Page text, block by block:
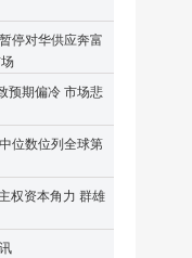
停对华供应奔富
预期偏冷 市场悲
位数位列全球第
权资本角力 群雄